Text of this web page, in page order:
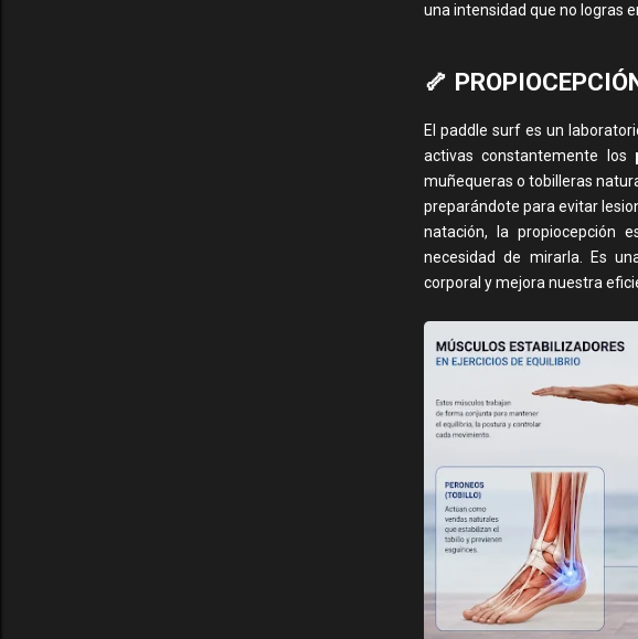
una intensidad que no logras
🦴
El paddle surf es un
activas constantemente los
muñequeras o tobilleras
preparándote para evitar
natación, la propiocepción
necesidad de mirarla. Es
corporal y mejora nuestra